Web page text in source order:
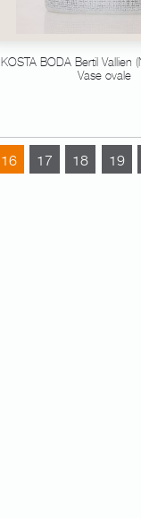
KOSTA BODA Bertil Vallien
Vase ovale
16 17 18 19